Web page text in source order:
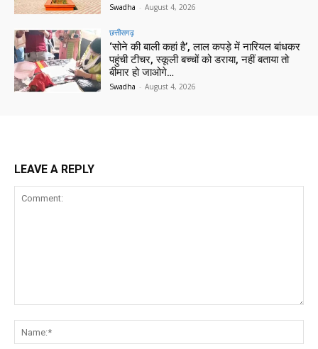
Swadha - August 4, 2026
छत्तीसगढ़
‘सोने की बाली कहां है’, लाल कपड़े में नारियल बांधकर
पहुंची टीचर, स्कूली बच्चों को डराया, नहीं बताया तो
बीमार हो जाओगे…
Swadha - August 4, 2026
LEAVE A REPLY